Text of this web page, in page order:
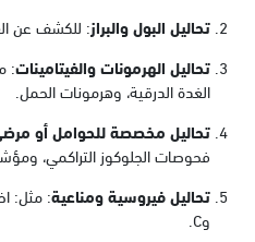
تحاليل البول والبراز: للكشف عن
تحاليل الهرمونات والفيتامينات:
الغدة الدرقية، وهرمونات الحمل.
تحاليل مخصصة للحوامل أو
فحوصات الجلوكوز التراكمي،
تحاليل فيروسية ومناعية
وC.